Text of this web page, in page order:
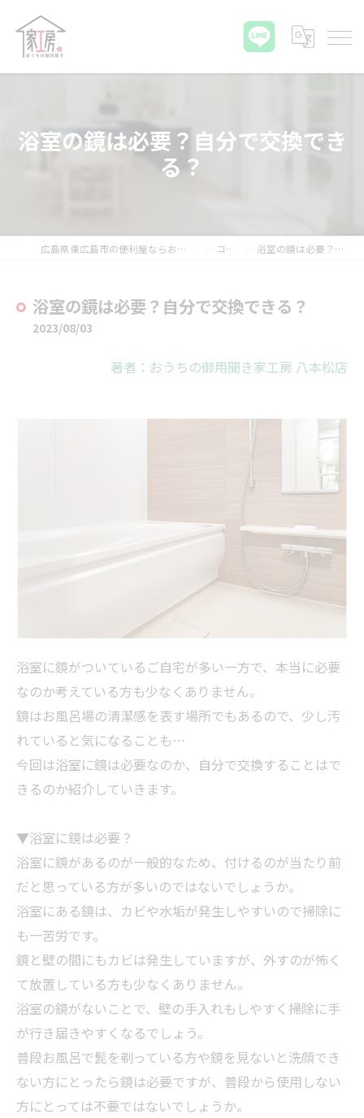
浴室の鏡は必要？自分で交換でき
る？
広島県東広島市の便利屋ならおうちの御用聞き家工房 八本松店 コラム 浴室の鏡は必要？自分で交換できる？
浴室の鏡は必要？自分で交換できる？
2023/08/03
著者：おうちの御用聞き家工房 八本松店
浴室に鏡がついているご自宅が多い一方で、本当に必要
なのか考えている方も少なくありません。
鏡はお風呂場の清潔感を表す場所でもあるので、少し汚
れていると気になることも…
今回は浴室に鏡は必要なのか、自分で交換することはで
きるのか紹介していきます。
▼浴室に鏡は必要？
浴室に鏡があるのが一般的なため、付けるのが当たり前
だと思っている方が多いのではないでしょうか。
浴室にある鏡は、カビや水垢が発生しやすいので掃除に
も一苦労です。
鏡と壁の間にもカビは発生していますが、外すのが怖く
て放置している方も少なくありません。
浴室の鏡がないことで、壁の手入れもしやすく 掃除に手
が行き届きやすくなるでしょう。
普段お風呂で髭を剃っている方や鏡を見ないと洗顔でき
ない方にとったら鏡は必要ですが、普段から使用しない
方にとっては不要ではないでしょうか。